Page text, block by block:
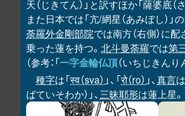
天（じきてん）」と訳すほか「薩婆底（
また日本では「亢/網星（あみぼし）」
荼羅外金剛部院では南方（右側）に
乗った蓮を持つ。 北斗曼荼羅では第
（参考：「一字金輪仏頂（いちじきんり
種字は「स्व（sva） 」、「रो（ro） 」、真言
ばていそわか）」、三昧耶形は蓮上星。